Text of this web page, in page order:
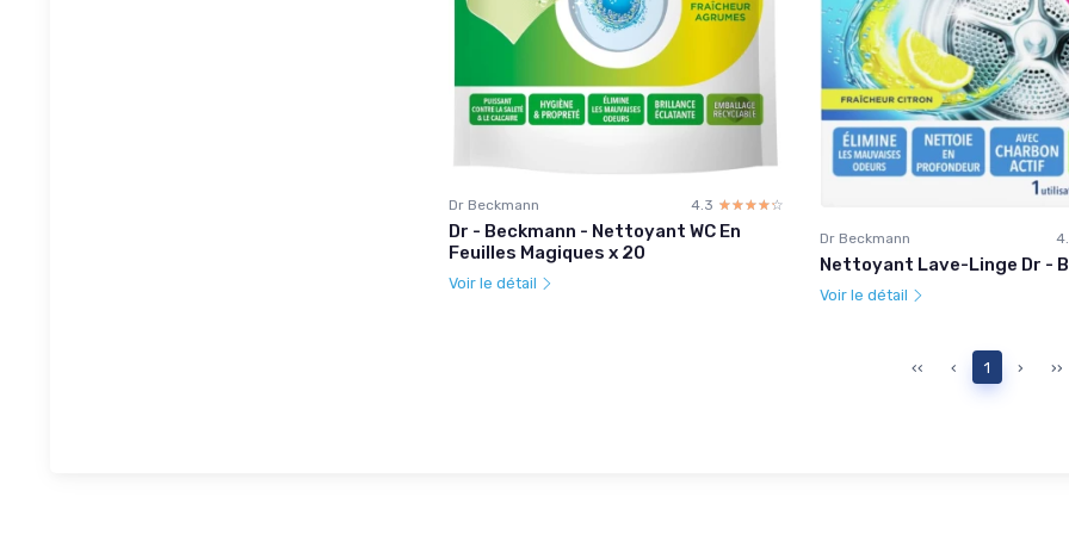
Dr Beckmann 4.3 ☆☆☆☆☆
★★★★★
Dr - Beckmann - Nettoyant WC En
Feuilles Magiques x 20
Voir le détail
Dr Beckmann
Nettoyant Lave-Linge Dr -
Voir le détail
‹‹ ‹ 1 › ››